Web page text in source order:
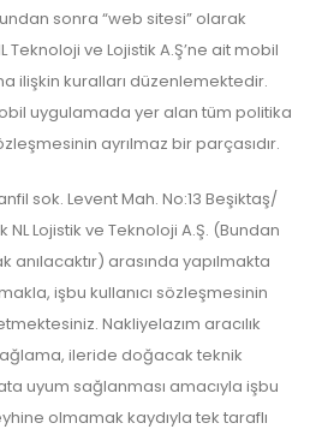
sonra “web sitesi” olarak
Teknoloji ve Lojistik A.Ş’ne ait mobil
ilişkin kuralları düzenlemektedir.
uygulamada yer alan tüm politika
ayrılmaz bir parçasıdır.
sok. Levent Mah. No:13 Beşiktaş/
Lojistik ve Teknoloji A.Ş. (Bundan
anılacaktır) arasında yapılmakta
işbu kullanıcı sözleşmesinin
Nakliyelazım aracılık
ileride doğacak teknik
uyum sağlanması amacıyla işbu
olmamak kaydıyla tek taraflı